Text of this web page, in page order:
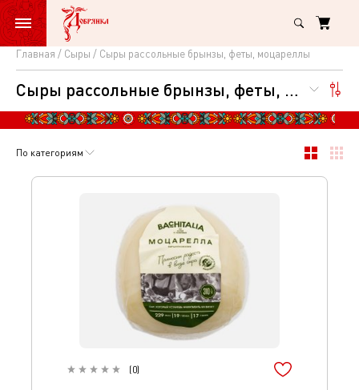
Главная Сыры Сыры рассольные брынзы, феты, моцареллы
Сыры
рассольные
брынзы,
феты,
моцареллы
Сыры рассольные брынзы, феты, моцареллы
По категориям
(0)